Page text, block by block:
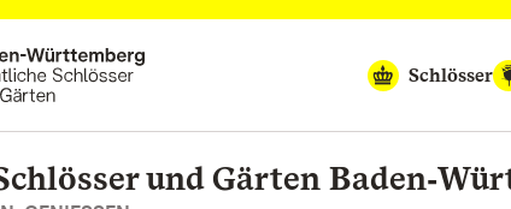
Schlösser
und Gärten